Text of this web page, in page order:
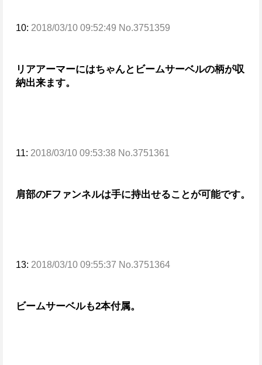
10: 2018/03/10 09:52:49 No.3751359
リアアーマーにはちゃんとビームサーベルの柄が収
納出来ます。
11: 2018/03/10 09:53:38 No.3751361
肩部のFファンネルは手に持出せることが可能です。
13: 2018/03/10 09:55:37 No.3751364
ビームサーベルも2本付属。